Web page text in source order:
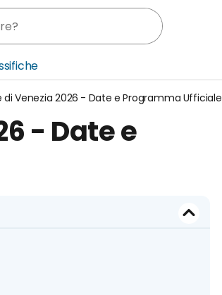
di Venezia 2026 - Date e Programma Ufficiale
- Date e